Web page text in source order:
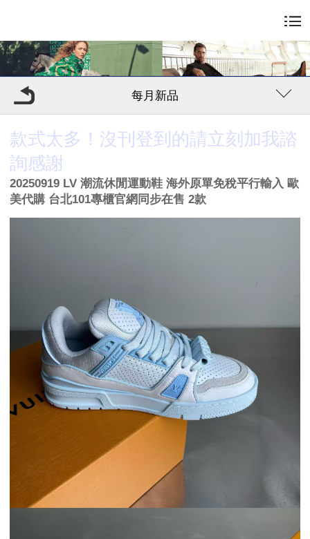
每月新品
款式太多！沒刊登到的請立刻加我諮
詢感謝
20250919 LV 潮流休閒運動鞋 海外原單免稅平行輸入 歐
美代購 台北101專櫃官網同步在售 2款